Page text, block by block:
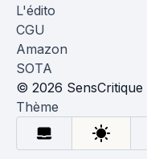
L'édito
CGU
Amazon
SOTA
© 2026 SensCritique
Thème